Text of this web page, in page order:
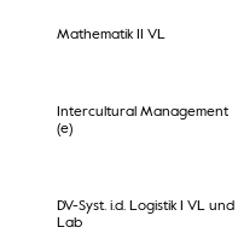
Mathematik II VL
Intercultural Management
(e)
DV-Syst. i.d. Logistik I VL und
Lab